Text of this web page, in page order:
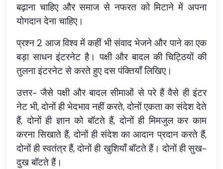
बढ़ाना चाहिए और समाज से नफरत को मिटाने में अपना
योगदान देना चाहिए।
प्रश्न 2 आज विश्व में कहीं भी संवाद भेजने और पाने का एक
बड़ा साधन इंटरनेट है। पक्षी और बादल की चिट्ठियों की
तुलना इंटरनेट से करते हुए दस पंक्तियाँ लिखिए।
उत्तर- जैसे पक्षी और बादल सीमाओं से परे हैं वैसे ही इंटर
नेट भी, दोनों ही भेदभाव नहीं करते, दोनों एकता का संदेश देते
हैं, दोनों ही ज्ञान को बॉटते हैं, दोनों ही मिमजुल कर काम
करना सिखाते हैं, दोनों ही संदेश का आदान प्रदान करते हैं,
दोनों ही स्वतंत्र हैं, दोनों ही खुशियाँ बॉटते हैं। दोनों ही सुख-
दुख बॉटते हैं।